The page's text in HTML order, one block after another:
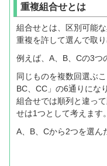
重複組合せとは
組合せとは、区別可能
重複を許して選んで取
例えば、A、B、Cの3つ
同じものを複数回選ぶ
BC、CC」の6通りにな
組合せでは順列と違っ
せは1つとして考えます。
A、B、Cから2つを選ん